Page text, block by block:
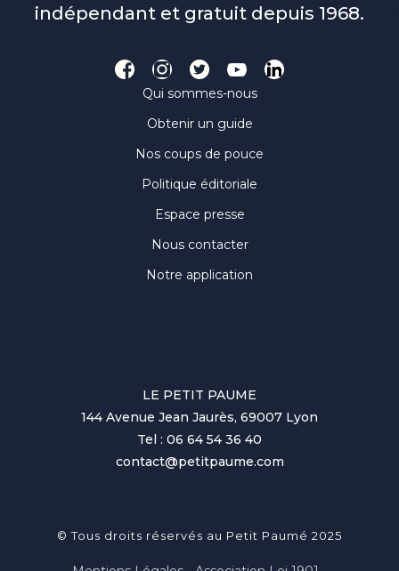
indépendant et gratuit depuis 1968.
Qui sommes-nous
Obtenir un guide
Nos coups de pouce
Politique éditoriale
Espace presse
Nous contacter
Notre application
LE PETIT PAUME
144 Avenue Jean Jaurès, 69007 Lyon
Tel : 06 64 54 36 40
contact@petitpaume.com
© Tous droits réservés au Petit Paumé 2025